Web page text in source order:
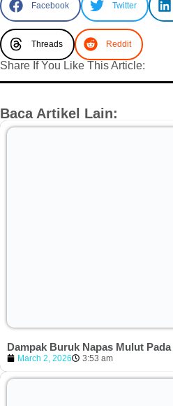
Facebook Twitter
Threads Reddit
Share If You Like This Article:
Baca Artikel Lain:
Dampak Buruk Napas Mulut
March 2, 2026 3:53 am